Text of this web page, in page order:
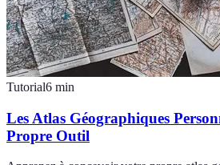
Tutorial6 min
Les Atlas Géographiques
Propre Outil